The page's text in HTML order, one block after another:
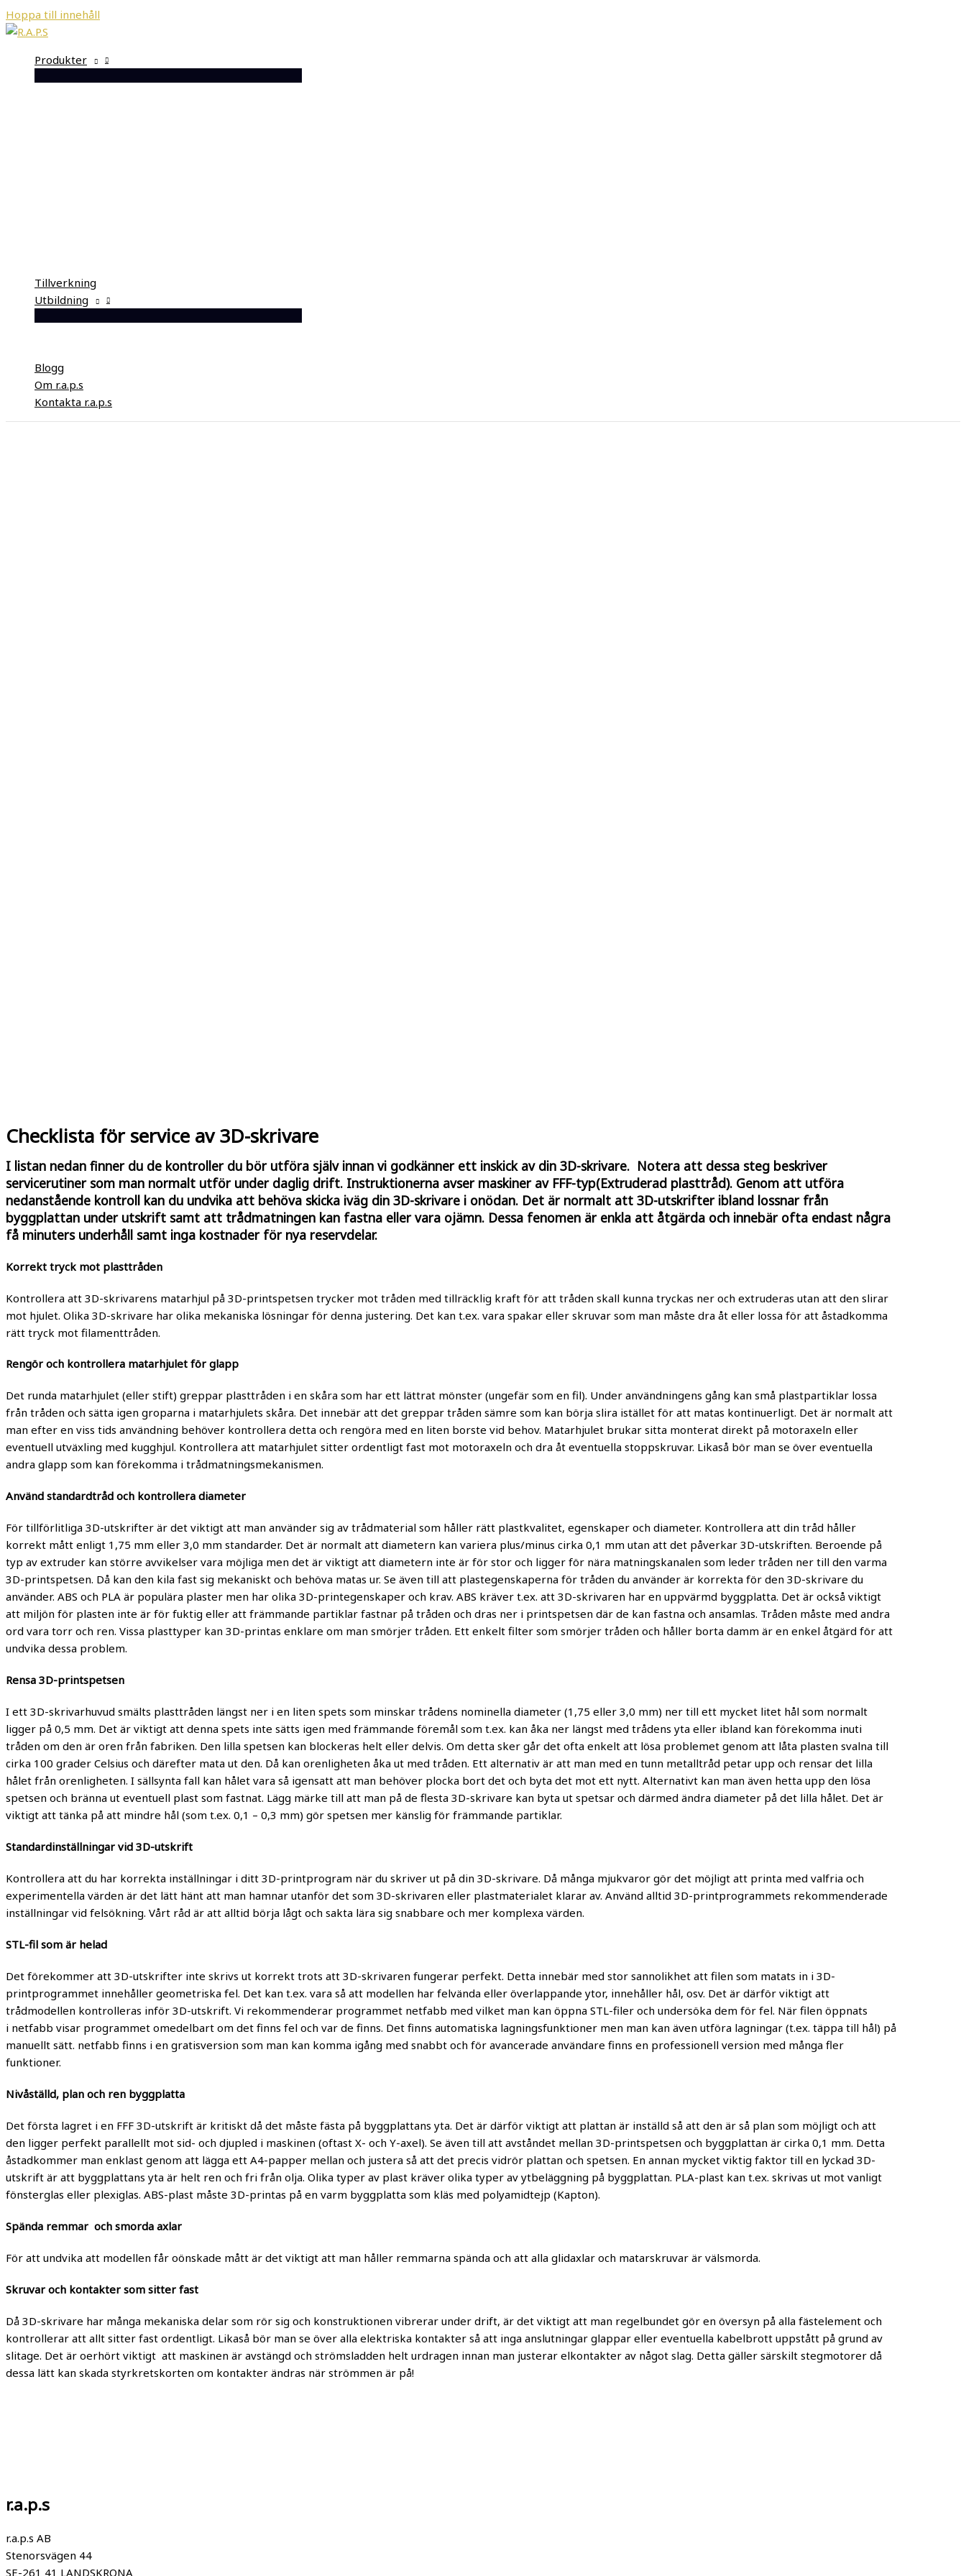
Hoppa till innehåll
Produkter
Tillverkning
Utbildning
Blogg
Om r.a.p.s
Kontakta r.a.p.s
Checklista för service av 3D-skrivare
I listan nedan finner du de kontroller du bör utföra själv innan vi godkänner ett inskick av din 3D-skrivare. Notera att dessa steg beskriver
servicerutiner som man normalt utför under daglig drift. Instruktionerna avser maskiner av FFF-typ(Extruderad plasttråd). Genom att utföra
nedanstående kontroll kan du undvika att behöva skicka iväg din 3D-skrivare i onödan. Det är normalt att 3D-utskrifter ibland lossnar från
byggplattan under utskrift samt att trådmatningen kan fastna eller vara ojämn. Dessa fenomen är enkla att åtgärda och innebär ofta endast några
få minuters underhåll samt inga kostnader för nya reservdelar.
Korrekt tryck mot plasttråden
Kontrollera att 3D-skrivarens matarhjul på 3D-printspetsen trycker mot tråden med tillräcklig kraft för att tråden skall kunna tryckas ner och extruderas utan att den slirar
mot hjulet. Olika 3D-skrivare har olika mekaniska lösningar för denna justering. Det kan t.ex. vara spakar eller skruvar som man måste dra åt eller lossa för att åstadkomma
rätt tryck mot filamenttråden.
Rengör och kontrollera matarhjulet för glapp
Det runda matarhjulet (eller stift) greppar plasttråden i en skåra som har ett lättrat mönster (ungefär som en fil). Under användningens gång kan små plastpartiklar lossa
från tråden och sätta igen groparna i matarhjulets skåra. Det innebär att det greppar tråden sämre som kan börja slira istället för att matas kontinuerligt. Det är normalt att
man efter en viss tids användning behöver kontrollera detta och rengöra med en liten borste vid behov. Matarhjulet brukar sitta monterat direkt på motoraxeln eller
eventuell utväxling med kugghjul. Kontrollera att matarhjulet sitter ordentligt fast mot motoraxeln och dra åt eventuella stoppskruvar. Likaså bör man se över eventuella
andra glapp som kan förekomma i trådmatningsmekanismen.
Använd standardtråd och kontrollera diameter
För tillförlitliga 3D-utskrifter är det viktigt att man använder sig av trådmaterial som håller rätt plastkvalitet, egenskaper och diameter. Kontrollera att din tråd håller
korrekt mått enligt 1,75 mm eller 3,0 mm standarder. Det är normalt att diametern kan variera plus/minus cirka 0,1 mm utan att det påverkar 3D-utskriften. Beroende på
typ av extruder kan större avvikelser vara möjliga men det är viktigt att diametern inte är för stor och ligger för nära matningskanalen som leder tråden ner till den varma
3D-printspetsen. Då kan den kila fast sig mekaniskt och behöva matas ur. Se även till att plastegenskaperna för tråden du använder är korrekta för den 3D-skrivare du
använder. ABS och PLA är populära plaster men har olika 3D-printegenskaper och krav. ABS kräver t.ex. att 3D-skrivaren har en uppvärmd byggplatta. Det är också viktigt
att miljön för plasten inte är för fuktig eller att främmande partiklar fastnar på tråden och dras ner i printspetsen där de kan fastna och ansamlas. Tråden måste med andra
ord vara torr och ren. Vissa plasttyper kan 3D-printas enklare om man smörjer tråden. Ett enkelt filter som smörjer tråden och håller borta damm är en enkel åtgärd för att
undvika dessa problem.
Rensa 3D-printspetsen
I ett 3D-skrivarhuvud smälts plasttråden längst ner i en liten spets som minskar trådens nominella diameter (1,75 eller 3,0 mm) ner till ett mycket litet hål som normalt
ligger på 0,5 mm. Det är viktigt att denna spets inte sätts igen med främmande föremål som t.ex. kan åka ner längst med trådens yta eller ibland kan förekomma inuti
tråden om den är oren från fabriken. Den lilla spetsen kan blockeras helt eller delvis. Om detta sker går det ofta enkelt att lösa problemet genom att låta plasten svalna till
cirka 100 grader Celsius och därefter mata ut den. Då kan orenligheten åka ut med tråden. Ett alternativ är att man med en tunn metalltråd petar upp och rensar det lilla
hålet från orenligheten. I sällsynta fall kan hålet vara så igensatt att man behöver plocka bort det och byta det mot ett nytt. Alternativt kan man även hetta upp den lösa
spetsen och bränna ut eventuell plast som fastnat. Lägg märke till att man på de flesta 3D-skrivare kan byta ut spetsar och därmed ändra diameter på det lilla hålet. Det är
viktigt att tänka på att mindre hål (som t.ex. 0,1 – 0,3 mm) gör spetsen mer känslig för främmande partiklar.
Standardinställningar vid 3D-utskrift
Kontrollera att du har korrekta inställningar i ditt 3D-printprogram när du skriver ut på din 3D-skrivare. Då många mjukvaror gör det möjligt att printa med valfria och
experimentella värden är det lätt hänt att man hamnar utanför det som 3D-skrivaren eller plastmaterialet klarar av. Använd alltid 3D-printprogrammets rekommenderade
inställningar vid felsökning. Vårt råd är att alltid börja lågt och sakta lära sig snabbare och mer komplexa värden.
STL-fil som är helad
Det förekommer att 3D-utskrifter inte skrivs ut korrekt trots att 3D-skrivaren fungerar perfekt. Detta innebär med stor sannolikhet att filen som matats in i 3D-
printprogrammet innehåller geometriska fel. Det kan t.ex. vara så att modellen har felvända eller överlappande ytor, innehåller hål, osv. Det är därför viktigt att
trådmodellen kontrolleras inför 3D-utskrift. Vi rekommenderar programmet netfabb med vilket man kan öppna STL-filer och undersöka dem för fel. När filen öppnats
i netfabb visar programmet omedelbart om det finns fel och var de finns. Det finns automatiska lagningsfunktioner men man kan även utföra lagningar (t.ex. täppa till hål) på
manuellt sätt. netfabb finns i en gratisversion som man kan komma igång med snabbt och för avancerade användare finns en professionell version med många fler
funktioner.
Nivåställd, plan och ren byggplatta
Det första lagret i en FFF 3D-utskrift är kritiskt då det måste fästa på byggplattans yta. Det är därför viktigt att plattan är inställd så att den är så plan som möjligt och att
den ligger perfekt parallellt mot sid- och djupled i maskinen (oftast X- och Y-axel). Se även till att avståndet mellan 3D-printspetsen och byggplattan är cirka 0,1 mm. Detta
åstadkommer man enklast genom att lägga ett A4-papper mellan och justera så att det precis vidrör plattan och spetsen. En annan mycket viktig faktor till en lyckad 3D-
utskrift är att byggplattans yta är helt ren och fri från olja. Olika typer av plast kräver olika typer av ytbeläggning på byggplattan. PLA-plast kan t.ex. skrivas ut mot vanligt
fönsterglas eller plexiglas. ABS-plast måste 3D-printas på en varm byggplatta som kläs med polyamidtejp (Kapton).
Spända remmar och smorda axlar
För att undvika att modellen får oönskade mått är det viktigt att man håller remmarna spända och att alla glidaxlar och matarskruvar är välsmorda.
Skruvar och kontakter som sitter fast
Då 3D-skrivare har många mekaniska delar som rör sig och konstruktionen vibrerar under drift, är det viktigt att man regelbundet gör en översyn på alla fästelement och
kontrollerar att allt sitter fast ordentligt. Likaså bör man se över alla elektriska kontakter så att inga anslutningar glappar eller eventuella kabelbrott uppstått på grund av
slitage. Det är oerhört viktigt att maskinen är avstängd och strömsladden helt urdragen innan man justerar elkontakter av något slag. Detta gäller särskilt stegmotorer då
dessa lätt kan skada styrkretskorten om kontakter ändras när strömmen är på!
r.a.p.s
r.a.p.s AB
Stenorsvägen 44
SE-261 41 LANDSKRONA